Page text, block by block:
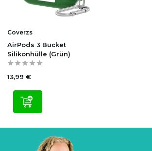
Coverzs
AirPods 3 Bucket
Silikonhülle (Grün)
13,99 €